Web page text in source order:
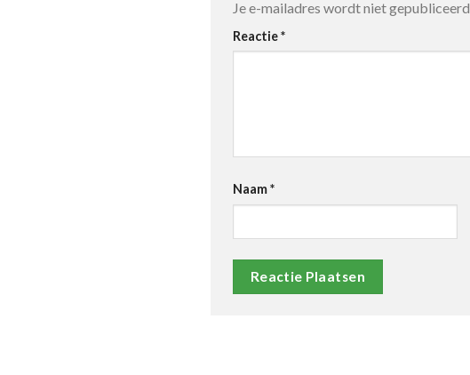
Je e-mailadres wordt niet gepubliceerd.
Reactie*
Naam*